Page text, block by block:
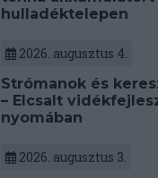
hulladéktelepen
2026. augusztus 4.
Strómanok és
– Elcsalt
nyomában
2026. augusztus 3.